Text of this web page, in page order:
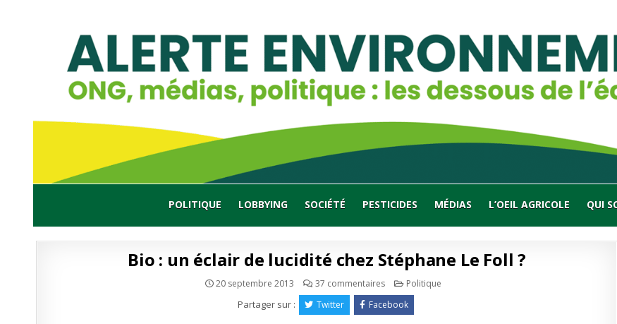
POLITIQUE LOBBYING SOCIÉTÉ PESTICIDES MÉDIAS L’OEIL AGRICOLE QUI
Bio : un éclair de lucidité chez Stéphane Le Foll ?
20 septembre 2013 37 commentairessur
un
éclair
Publié
Politique
Partager sur : Twitter Facebook